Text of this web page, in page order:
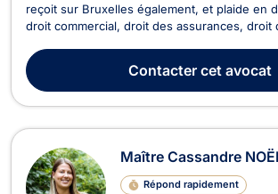
reçoit sur Bruxelles également, et plaide en
droit commercial, droit des assurances, droit
accompagne lors de la création et la vie de la
de la structure, apports...
Contactercet avocat
Maître Cassandre
Répond rapidement